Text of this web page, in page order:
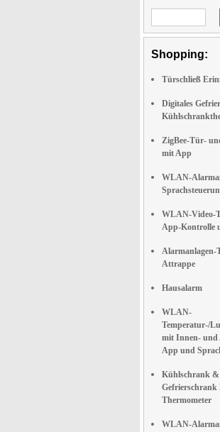
Shopping:
Türschließ
Digitales
ZigBee-Tür-
mit App
WLAN-
WLAN-Video-
App-Kontrolle
Alarmanlagen-
Attrappe
Hausalarm
WLAN-
Temperatur-/
mit Innen- und
App und
Kühlschrank &
Gefrierschrank
Thermometer
WLAN-